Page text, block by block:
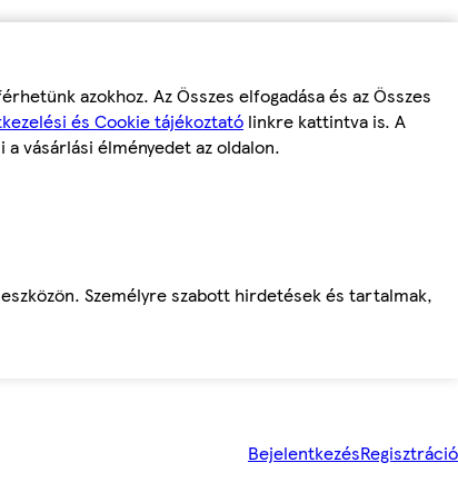
azokhoz. Az Összes elfogadása és az Összes
és Cookie tájékoztató linkre kattintva is. A
vásárlási élményedet az oldalon.
Személyre szabott hirdetések és tartalmak,
BejelentkezésRegisztráció